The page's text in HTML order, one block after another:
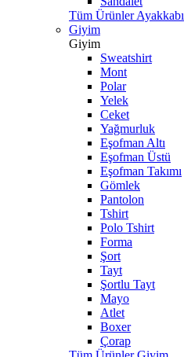
Tüm Ürünler Ayakkabı
Giyim
Giyim
Sweatshirt
Mont
Polar
Yelek
Ceket
Yağmurluk
Eşofman Altı
Eşofman Üstü
Eşofman Takımı
Gömlek
Pantolon
Tshirt
Polo Tshirt
Forma
Şort
Tayt
Şortlu Tayt
Mayo
Atlet
Boxer
Çorap